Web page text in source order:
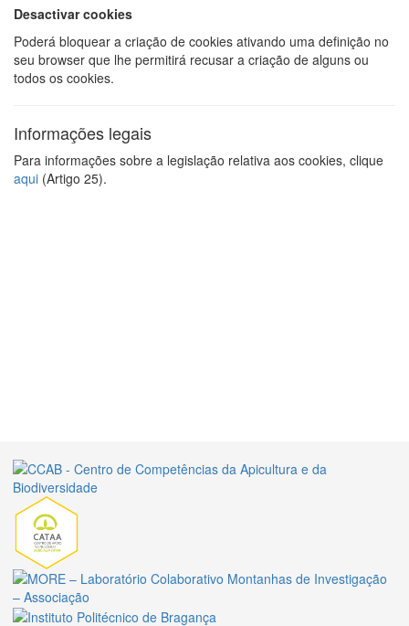
Desactivar cookies
Poderá bloquear a criação de cookies ativando uma definição no
seu browser que lhe permitirá recusar a criação de alguns ou
todos os cookies.
Informações legais
Para informações sobre a legislação relativa aos cookies, clique
aqui (Artigo 25).